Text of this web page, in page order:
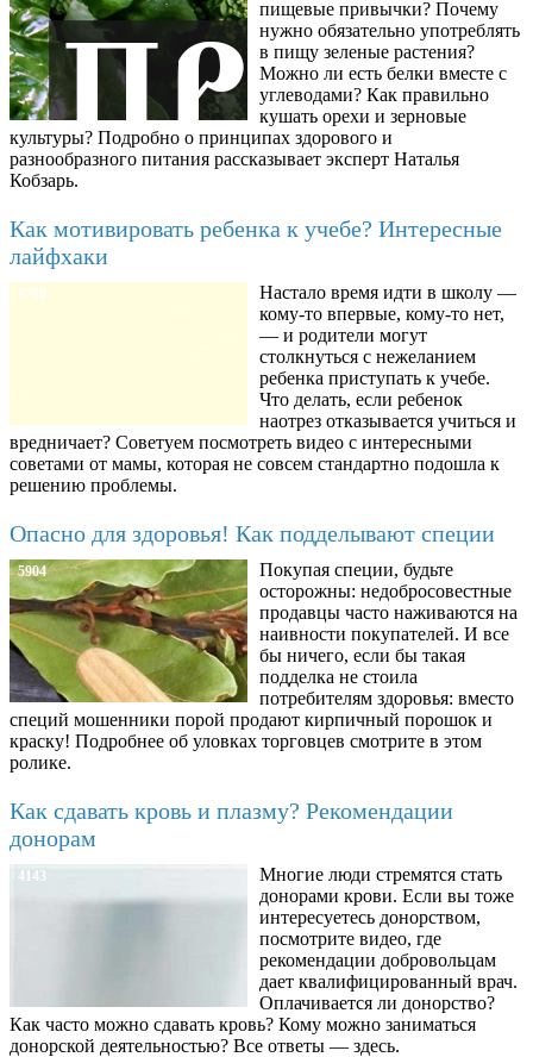
пищевые привычки? Почему
нужно обязательно употреблять
в пищу зеленые растения?
Можно ли есть белки вместе с
углеводами? Как правильно
кушать орехи и зерновые
культуры? Подробно о принципах здорового и
разнообразного питания рассказывает эксперт Наталья
Кобзарь.
Как мотивировать ребенка к учебе? Интересные
лайфхаки
8780
Настало время идти в школу —
кому-то впервые, кому-то нет,
— и родители могут
столкнуться с нежеланием
ребенка приступать к учебе.
Что делать, если ребенок
наотрез отказывается учиться и
вредничает? Советуем посмотреть видео с интересными
советами от мамы, которая не совсем стандартно подошла к
решению проблемы.
Опасно для здоровья! Как подделывают специи
5904
Покупая специи, будьте
осторожны: недобросовестные
продавцы часто наживаются на
наивности покупателей. И все
бы ничего, если бы такая
подделка не стоила
потребителям здоровья: вместо
специй мошенники порой продают кирпичный порошок и
краску! Подробнее об уловках торговцев смотрите в этом
ролике.
Как сдавать кровь и плазму? Рекомендации
донорам
4143
Многие люди стремятся стать
донорами крови. Если вы тоже
интересуетесь донорством,
посмотрите видео, где
рекомендации добровольцам
дает квалифицированный врач.
Оплачивается ли донорство?
Как часто можно сдавать кровь? Кому можно заниматься
донорской деятельностью? Все ответы — здесь.